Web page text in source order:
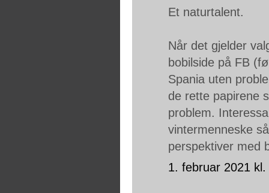
Et naturtalent.
Når det gjelder
bobilside på FB
Spania uten
de rette papirene
problem.
vintermenneske
perspektiver med
1. februar 2021 kl.